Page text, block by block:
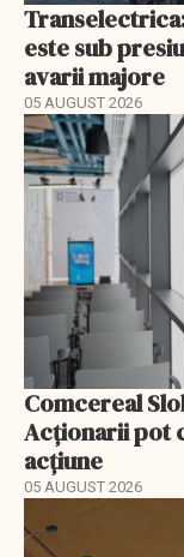
este sub
avarii majore
05 AUGUST 2026
Comcereal
Acționarii pot
acțiune
05 AUGUST 2026